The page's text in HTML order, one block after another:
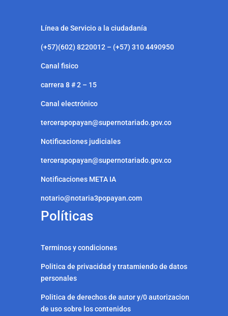
Línea de Servicio a la ciudadanía
(+57)(602) 8220012 – (+57) 310 4490950
Canal fisico
carrera 8 # 2 – 15
Canal electrónico
tercerapopayan@supernotariado.gov.co
Notificaciones judiciales
tercerapopayan@supernotariado.gov.co
Notificaciones META IA
notario@notaria3popayan.com
Políticas
Terminos y condiciones
Politica de privacidad y tratamiendo de datos
personales
Politica de derechos de autor y/0 autorizacion
de uso sobre los contenidos